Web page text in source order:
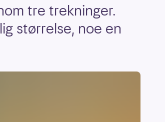
tre trekninger.
størrelse, noe en